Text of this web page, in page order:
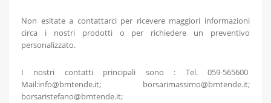
Non esitate a contattarci per ricevere maggiori informazioni
circa i nostri prodotti o per richiedere un preventivo
personalizzato.
I nostri contatti principali sono : Tel. 059-565600
Mail:info@bmtende.it; borsarimassimo@bmtende.it;
borsaristefano@bmtende.it;